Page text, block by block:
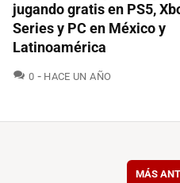
jugando gratis en PS5,
Series y PC en México y
Latinoamérica
0 COMENTARIOS
HACE UN AÑO
MÁS